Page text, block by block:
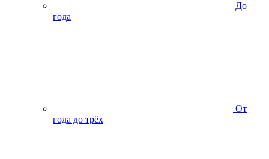
До
года
От
года до трёх